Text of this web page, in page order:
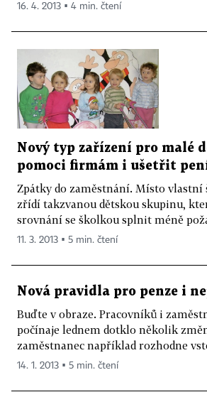
16. 4. 2013 ▪ 4 min. čtení
Nový typ zařízení pro malé
pomoci firmám i ušetřit
Zpátky do zaměstnání. Místo
zřídí takzvanou dětskou skupinu,
srovnání se školkou splnit méně
11. 3. 2013 ▪ 5 min. čtení
Nová pravidla pro penze i
Buďte v obraze. Pracovníků i
počínaje lednem dotklo několik
zaměstnanec například rozhodne
14. 1. 2013 ▪ 5 min. čtení